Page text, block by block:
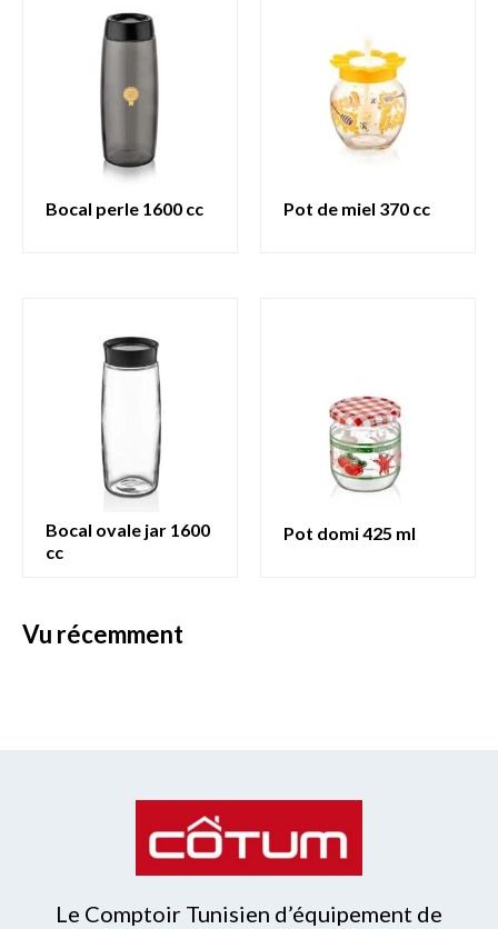
bocal perle 1600 cc pot de miel 370 cc
bocal ovale jar 1600
cc
pot domi 425 ml
vu récemment
Le Comptoir Tunisien d’équipement de